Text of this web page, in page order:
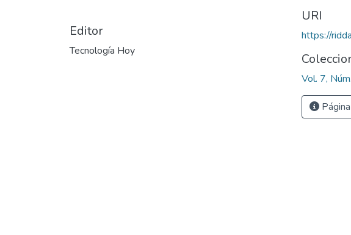
Editor
Tecnología Hoy
URI
https://
Vol. 7,